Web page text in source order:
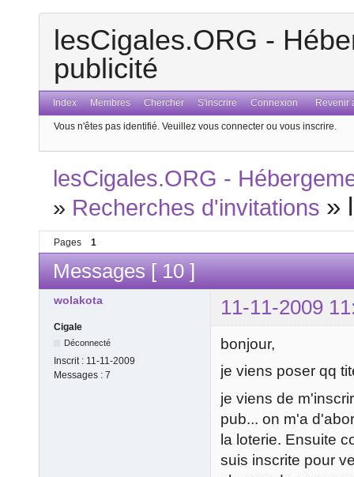
lesCigales.ORG -
publicité
Index Membres Chercher S'inscrire Connexion Revenir
Vous n'êtes pas identifié. Veuillez vous connecter ou vous inscrire.
lesCigales.ORG -
» Recherches d'invitations »
Pages 1
Messages [ 10 ]
wolakota 11-11-2009
Cigale
Déconnecté
Inscrit : 11-11-2009
Messages : 7
bonjour,
je viens poser qq
je viens de
pub... on m'a
la loterie. Ensuite
suis inscrite pour